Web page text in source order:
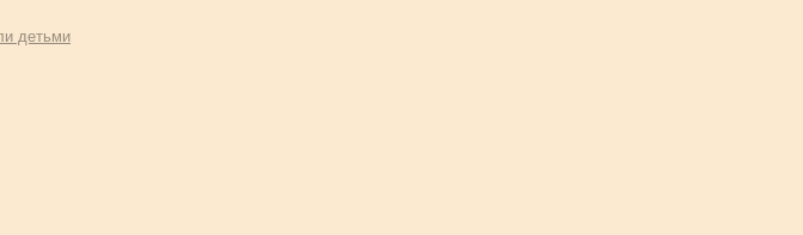
детьми